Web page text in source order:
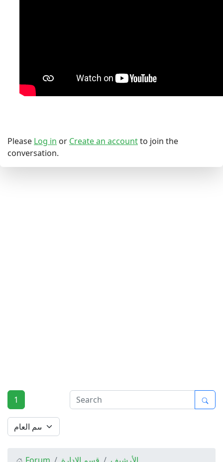
Please Log in or Create an accountto join the
conversation.
1